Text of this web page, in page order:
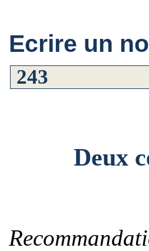
Ecrire un
Deux